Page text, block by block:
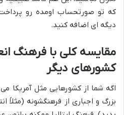
که تو صورتحساب اومده رو
دیگه ای اضافه کنید.
مقایسه کلی با فرهنگ
کشورهای دیگر
اگه شما از کشورهایی مثل آمریکا